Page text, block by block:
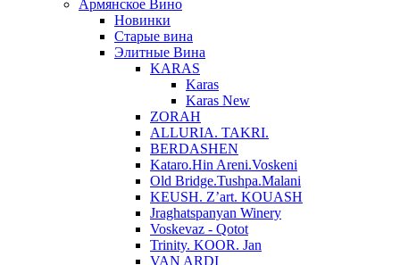
Армянское Вино
Новинки
Старые вина
Элитные Вина
KARAS
Karas
Karas New
ZORAH
ALLURIA. TAKRI.
BERDASHEN
Kataro.Hin Areni.Voskeni
Old Bridge.Tushpa.Malani
KEUSH. Z’art. KOUASH
Jraghatspanyan Winery
Voskevaz - Qotot
Trinity. KOOR. Jan
VAN ARDI